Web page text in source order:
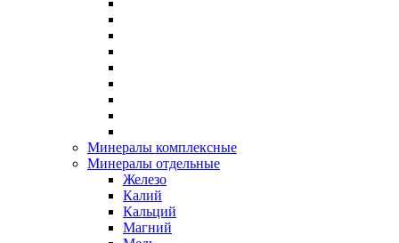
Минералы комплексные
Минералы отдельные
Железо
Калий
Кальций
Магний